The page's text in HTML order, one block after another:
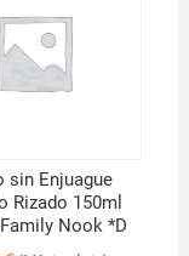
sin Enjuague
Rizado 150ml
Nook *D